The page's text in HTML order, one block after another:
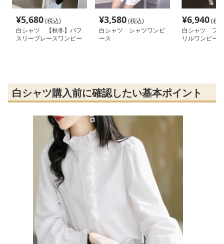
¥5,680(税込)
白シャツ 【秋冬】パフ
スリーブレースワンピー
¥3,580(税込)
白シャツ シャツワンピ
ース
¥6,940(税
白シャツ フ
リルワンピース
白シャツ購入前に確認したい基本ポイント